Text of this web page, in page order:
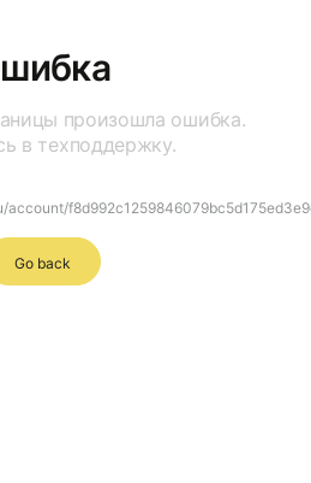
произошла ошибка.
в техподдержку.
account/
Go back